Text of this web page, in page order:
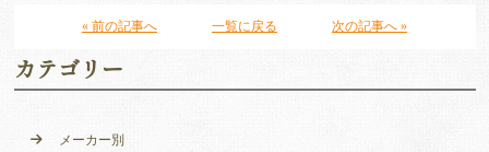
« 前の記事へ 一覧に戻る 次の記事へ »
カテゴリー
メーカー別